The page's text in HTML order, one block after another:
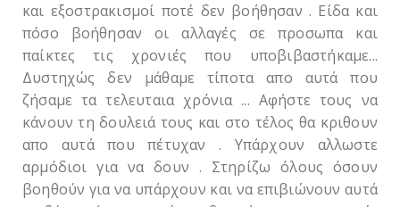
και εξοστρακισμοί ποτέ δεν βοήθησαν . Είδα και
πόσο βοήθησαν οι αλλαγές σε προσωπα και
παίκτες τις χρονιές που υποβιβαστήκαμε...
Δυστηχώς δεν μάθαμε τίποτα απο αυτά που
ζήσαμε τα τελευταια χρόνια ... Αφήστε τους να
κάνουν τη δουλειά τους και στο τέλος θα κριθουν
απο αυτά που πέτυχαν . Υπάρχουν αλλωστε
αρμόδιοι για να δουν . Στηρίζω όλους όσουν
βοηθούν για να υπάρχουν και να επιβιώνουν αυτά